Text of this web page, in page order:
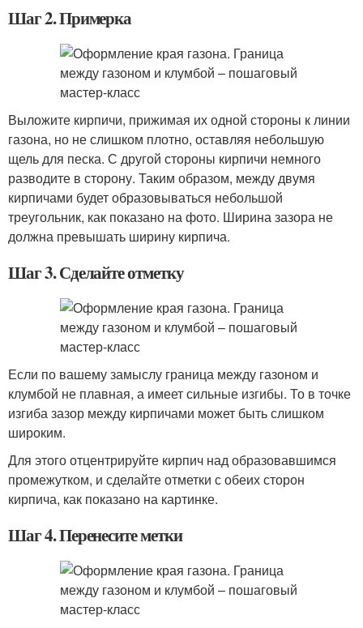
Шаг 2. Примерка
Выложите кирпичи, прижимая их одной стороны к линии
газона, но не слишком плотно, оставляя небольшую
щель для песка. С другой стороны кирпичи немного
разводите в сторону. Таким образом, между двумя
кирпичами будет образовываться небольшой
треугольник, как показано на фото. Ширина зазора не
должна превышать ширину кирпича.
Шаг 3. Сделайте отметку
Если по вашему замыслу граница между газоном и
клумбой не плавная, а имеет сильные изгибы. То в точке
изгиба зазор между кирпичами может быть слишком
широким.
Для этого отцентрируйте кирпич над образовавшимся
промежутком, и сделайте отметки с обеих сторон
кирпича, как показано на картинке.
Шаг 4. Перенесите метки